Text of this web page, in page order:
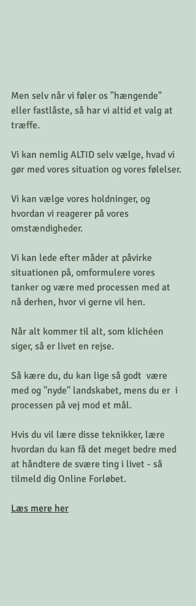
Men selv når vi føler os "hængende"
eller fastlåste, så har vi altid et valg at
træffe.
Vi kan nemlig ALTID selv vælge, hvad vi
gør med vores situation og vores følelser.
Vi kan vælge vores holdninger, og
hvordan vi reagerer på vores
omstændigheder.
Vi kan lede efter måder at påvirke
situationen på, omformulere vores
tanker og være med processen med at
nå derhen, hvor vi gerne vil hen.
Når alt kommer til alt, som klichéen
siger, så er livet en rejse.
Så kære du, du kan lige så godt  være
med og "nyde" landskabet, mens du er  i
processen på vej mod et mål.
Hvis du vil lære disse teknikker, lære
hvordan du kan få det meget bedre med
at håndtere de svære ting i livet - så
tilmeld dig Online Forløbet.
Læs mere her